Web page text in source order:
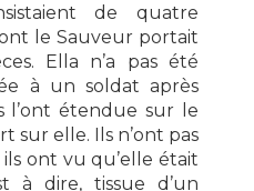
de quatre
le Sauveur portait
Ella n’a pas été
à un soldat après
l’ont étendue sur le
sur elle. Ils n’ont pas
ont vu qu’elle était
à dire, tissue d’un